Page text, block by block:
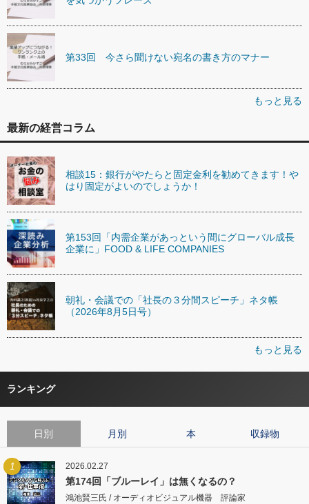
第33回 今さら聞けない宛名の書き方のマナー
もっと見る
最新の経営コラム
相談15：銀行がやたらと固定金利を勧めてきます！や
はり固定がよいのでしょうか！
第153回「内需企業があっという間にグローバル成長
企業に」FOOD & LIFE COMPANIES
朝礼・会議での「社長の３分間スピーチ」ネタ帳
（2026年8月5日号）
もっと見る
ランキング
日別 月別 本 収録物
1 2026.02.27
第174回「ブルーレイ」は無くなるの？
鴻池賢三氏 / オーディオビジュアル機器 評論家